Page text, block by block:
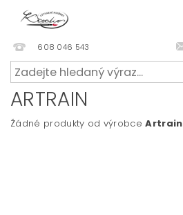
608 046 543
ARTRAIN
Žádné produkty od výrobceArtrain